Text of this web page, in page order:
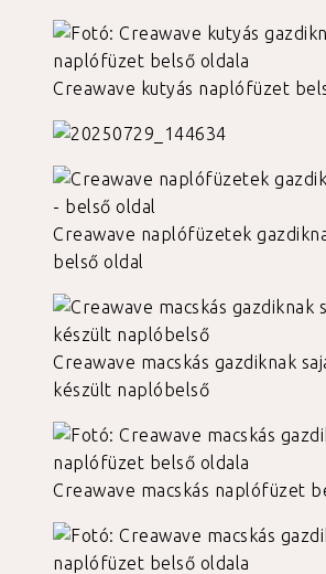
Creawave kutyás naplófüzet
Creawave naplófüzetek
belső oldal
Creawave macskás gazdiknak
készült naplóbelső
Creawave macskás naplófüzet